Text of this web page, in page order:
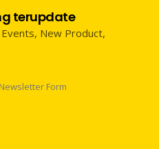
terupdate
New Product,
Form